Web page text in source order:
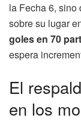
la Fecha 6, sino
sobre su lugar
goles en 70
espera
El
en los